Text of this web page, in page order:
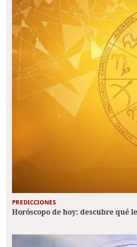
PREDICCIONES
Horóscopo de hoy: descubre qué